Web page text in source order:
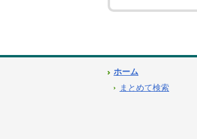
ホーム
まとめて検索